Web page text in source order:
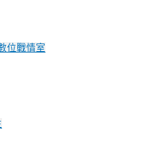
位戰情室